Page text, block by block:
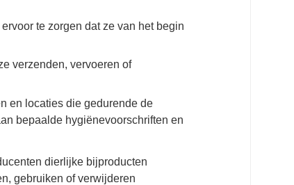
te zorgen dat ze van het begin
verzenden, vervoeren of
en locaties die gedurende de
bepaalde hygiënevoorschriften en
dierlijke bijproducten
gebruiken of verwijderen